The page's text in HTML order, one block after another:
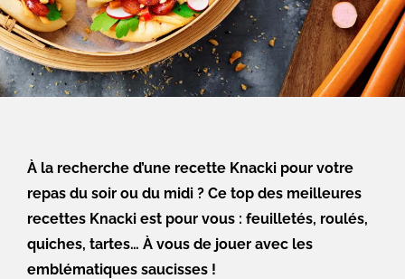
À la recherche d’une recette Knacki pour votre
repas du soir ou du midi ? Ce top des meilleures
recettes Knacki est pour vous : feuilletés, roulés,
quiches, tartes… À vous de jouer avec les
emblématiques saucisses !